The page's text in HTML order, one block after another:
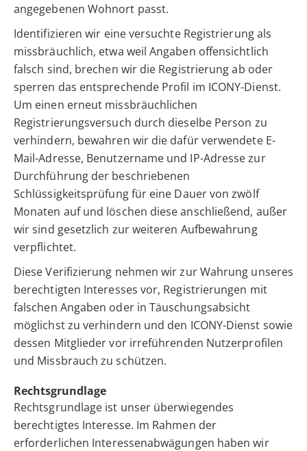
angegebenen Wohnort passt.
Identifizieren wir eine versuchte Registrierung als
missbräuchlich, etwa weil Angaben offensichtlich
falsch sind, brechen wir die Registrierung ab oder
sperren das entsprechende Profil im ICONY-Dienst.
Um einen erneut missbräuchlichen
Registrierungsversuch durch dieselbe Person zu
verhindern, bewahren wir die dafür verwendete E-
Mail-Adresse, Benutzername und IP-Adresse zur
Durchführung der beschriebenen
Schlüssigkeitsprüfung für eine Dauer von zwölf
Monaten auf und löschen diese anschließend, außer
wir sind gesetzlich zur weiteren Aufbewahrung
verpflichtet.
Diese Verifizierung nehmen wir zur Wahrung unseres
berechtigten Interesses vor, Registrierungen mit
falschen Angaben oder in Täuschungsabsicht
möglichst zu verhindern und den ICONY-Dienst sowie
dessen Mitglieder vor irreführenden Nutzerprofilen
und Missbrauch zu schützen.
Rechtsgrundlage
Rechtsgrundlage ist unser überwiegendes
berechtigtes Interesse. Im Rahmen der
erforderlichen Interessenabwägungen haben wir